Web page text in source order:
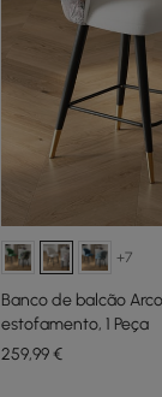
+7
Banco de balcão
estofamento, 1 Peça
259,99€